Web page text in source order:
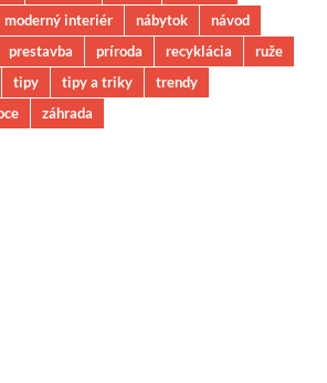
moderný interiér nábytok
návod
prestavba príroda recyklácia
ruže
tipy tipy a triky
trendy
záhrada